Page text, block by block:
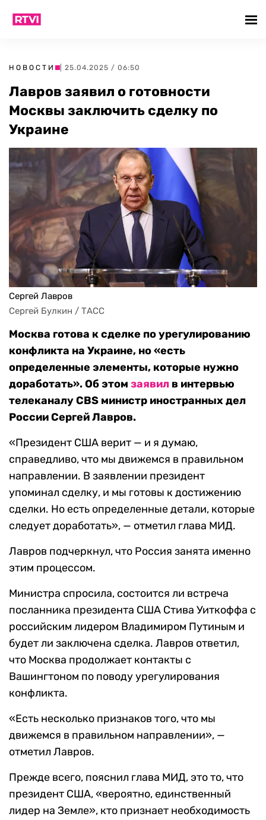
НОВОСТИ | 25.04.2025 / 06:50
Лавров заявил о готовности
Москвы заключить сделку по
Украине
Сергей Лавров
Сергей Булкин / ТАСС
Москва готова к сделке по урегулированию
конфликта на Украине, но «есть
определенные элементы, которые нужно
доработать». Об этом заявил в интервью
телеканалу CBS министр иностранных дел
России Сергей Лавров.
«Президент США верит — и я думаю,
справедливо, что мы движемся в правильном
направлении. В заявлении президент
упоминал сделку, и мы готовы к достижению
сделки. Но есть определенные детали, которые
следует доработать», — отметил глава МИД.
Лавров подчеркнул, что Россия занята именно
этим процессом.
Министра спросила, состоится ли встреча
посланника президента США Стива Уиткоффа с
российским лидером Владимиром Путиным и
будет ли заключена сделка. Лавров ответил,
что Москва продолжает контакты с
Вашингтоном по поводу урегулирования
конфликта.
«Есть несколько признаков того, что мы
движемся в правильном направлении», —
отметил Лавров.
Прежде всего, пояснил глава МИД, это то, что
президент США, «вероятно, единственный
лидер на Земле», кто признает необходимость